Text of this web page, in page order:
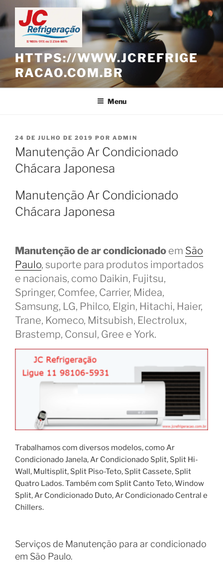
Pular
para
o
conteúdo
HTTPS://WWW.JCREFRIGE
RACAO.COM.BR
Menu
PUBLICADO
EM
24 DE JULHO DE 2019 POR ADMIN
Manutenção Ar Condicionado
Chácara Japonesa
Manutenção Ar Condicionado
Chácara Japonesa
Manutenção de ar condicionado em São
Paulo, suporte para produtos importados
e nacionais, como Daikin, Fujitsu,
Springer, Comfee, Carrier, Midea,
Samsung, LG, Philco, Elgin, Hitachi, Haier,
Trane, Komeco, Mitsubish, Electrolux,
Brastemp, Consul, Gree e York.
Trabalhamos com diversos modelos, como Ar
Condicionado Janela, Ar Condicionado Split, Split Hi-
Wall, Multisplit, Split Piso-Teto, Split Cassete, Split
Quatro Lados. Também com Split Canto Teto, Window
Split, Ar Condicionado Duto, Ar Condicionado Central e
Chillers.
Serviços de Manutenção para ar condicionado
em São Paulo.